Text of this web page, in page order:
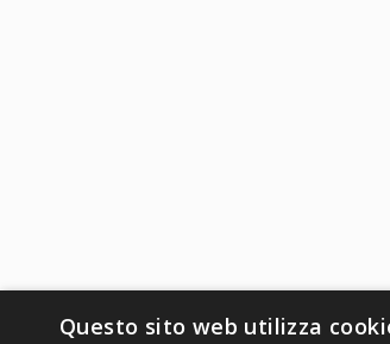
Questo sito web utilizza